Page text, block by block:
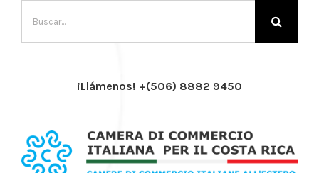
¡Llámenos! +(506) 8882 9450